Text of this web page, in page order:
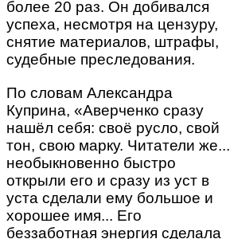
более 20 раз. Он добивался
успеха, несмотря на цензуру,
снятие материалов, штрафы,
судебные преследования.
По словам Александра
Куприна, «Аверченко сразу
нашёл себя: своё русло, свой
тон, свою марку. Читатели же...
необыкновенно быстро
открыли его и сразу из уст в
уста сделали ему большое и
хорошее имя... Его
беззаботная энергия сделала